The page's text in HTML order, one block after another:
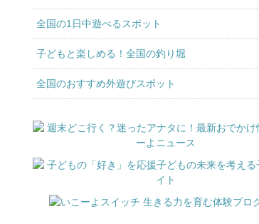
全国の1日中遊べるスポット
子どもと楽しめる！全国の釣り堀
全国のおすすめ外遊びスポット